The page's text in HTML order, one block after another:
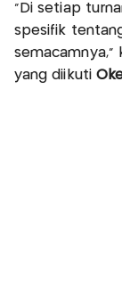
“Di setiap
spesifik
yang diikuti